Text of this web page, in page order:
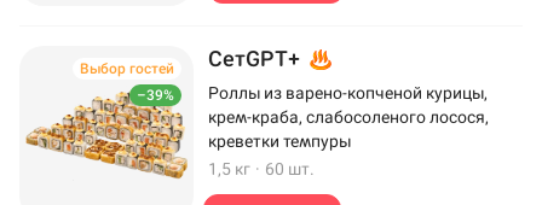
–39%
Выбор гостей СетGPT+
Роллы из варено-копченой курицы,
крем-краба, слабосоленого лосося,
креветки темпуры
1,5 кг · 60 шт.